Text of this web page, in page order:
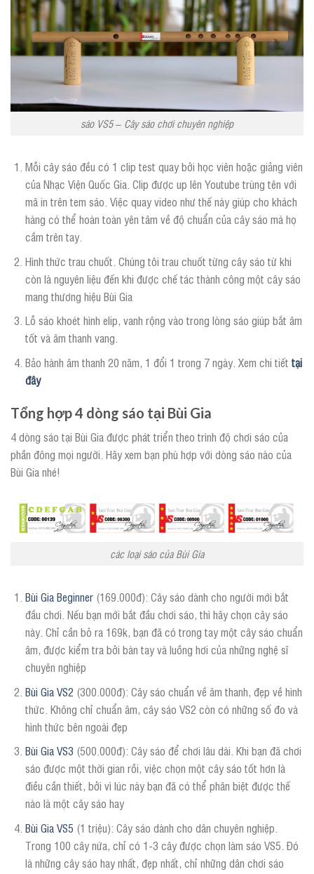
sáo VS5 – Cây sáo chơi chuyên nghiệp
Mỗi cây sáo đều có 1 clip test quay bởi học viên hoặc giảng viên
của Nhạc Viện Quốc Gia. Clip được up lên Youtube trùng tên với
mã in trên tem sáo. Việc quay video như thế này giúp cho khách
hàng có thể hoàn toàn yên tâm về độ chuẩn của cây sáo mà họ
cầm trên tay.
Hình thức trau chuốt. Chúng tôi trau chuốt từng cây sáo từ khi
còn là nguyên liệu đến khi được chế tác thành công một cây sáo
mang thương hiệu Bùi Gia
Lỗ sáo khoét hình elip, vanh rộng vào trong lòng sáo giúp bắt âm
tốt và âm thanh vang.
Bảo hành âm thanh 20 năm, 1 đổi 1 trong 7 ngày. Xem chi tiết tại
đây
Tổng hợp 4 dòng sáo tại Bùi Gia
4 dòng sáo tại Bùi Gia được phát triển theo trình độ chơi sáo của
phần đông mọi người. Hãy xem bạn phù hợp với dòng sáo nào của
Bùi Gia nhé!
các loại sáo của Bùi Gia
Bùi Gia Beginner(169.000đ): Cây sáo dành cho người mới bắt
đầu chơi. Nếu bạn mới bắt đầu chơi sáo, thì hãy chọn cây sáo
này. Chỉ cần bỏ ra 169k, bạn đã có trong tay một cây sáo chuẩn
âm, được kiểm tra bởi bàn tay và luồng hơi của những nghệ sĩ
chuyên nghiệp
Bùi Gia VS2 (300.000đ): Cây sáo chuẩn về âm thanh, đẹp về hình
thức. Không chỉ chuẩn âm, cây sáo VS2 còn có những số đo và
hình thức bên ngoài đẹp
Bùi Gia VS3 (500.000đ): Cây sáo để chơi lâu dài. Khi bạn đã chơi
sáo được một thời gian rồi, việc chọn một cây sáo tốt hơn là
điều cần thiết, bởi vì lúc này bạn đã có thể phân biệt được thế
nào là một cây sáo hay
Bùi Gia VS5 (1 triệu): Cây sáo dành cho dân chuyên nghiệp.
Trong 100 cây nứa, chỉ có 1-3 cây được chọn làm sáo VS5. Đó
là những cây sáo hay nhất, đẹp nhất, chỉ những dân chơi sáo